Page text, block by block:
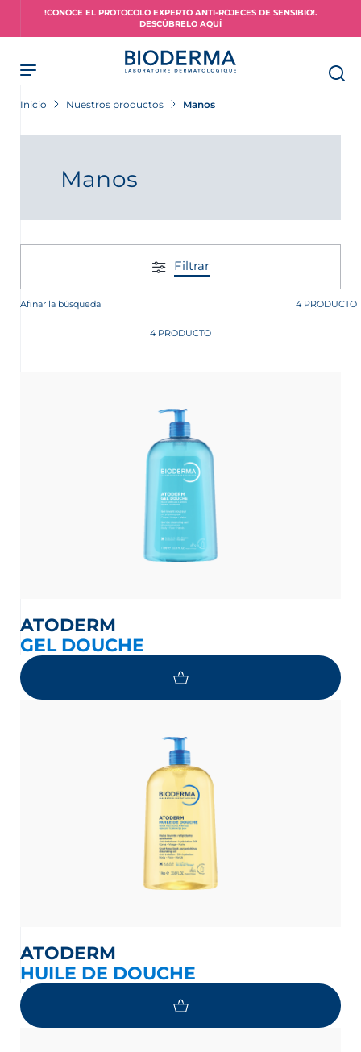
!CONOCE EL PROTOCOLO EXPERTO ANTI-ROJECES DE SENSIBIO!.
DESCÚBRELO AQUÍ
Inicio Nuestros productos Manos
Manos
Filtrar
Afinar la búsqueda 4 PRODUCTO
4 PRODUCTO
ATODERM
GEL DOUCHE
ATODERM
HUILE DE DOUCHE